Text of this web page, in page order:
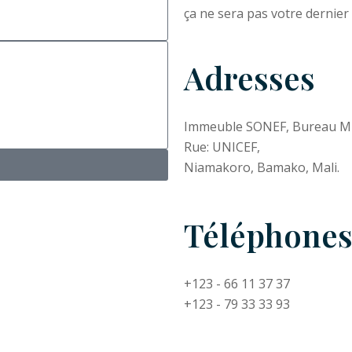
ça ne sera pas votre
Adresses
Immeuble SONEF, Bureau
Rue: UNICEF,
Niamakoro, Bamako, Mali.
Téléphones
+123 - 66 11 37 37
+123 - 79 33 33 93